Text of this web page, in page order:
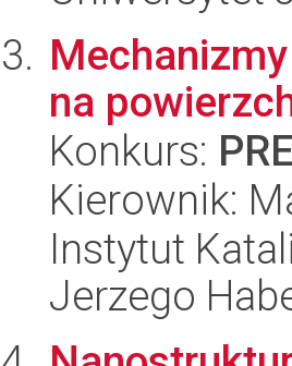
na
Konkurs:
Kierownik:
Instytut
Jerzego